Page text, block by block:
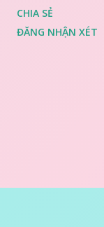
CHIA SẺ
ĐĂNG NHẬN XÉT